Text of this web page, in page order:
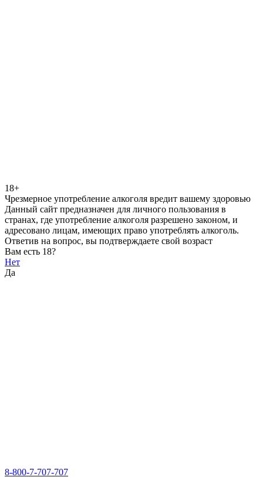
18+
Чрезмерное употребление алкоголя вредит вашему здоровью
Данный сайт предназначен для личного пользования в
странах, где употребление алкоголя разрешено законом, и
адресовано лицам, имеющих право употреблять алкоголь.
Ответив на вопрос, вы подтверждаете свой возраст
Вам есть 18?
Нет
Да
8-800-7-707-707